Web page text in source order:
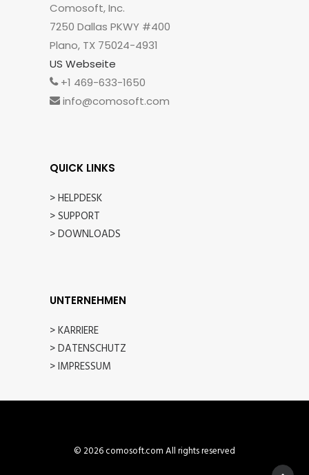
Comosoft, Inc.
7250 Dallas PKWY #400
Plano, TX 75024-4931
US Webseite
+1 469-633-1650
info@comosoft.com
QUICK LINKS
> HELPDESK
> SUPPORT
> DOWNLOADS
UNTERNEHMEN
> KARRIERE
> DATENSCHUTZ
> IMPRESSUM
© 2026 comosoft.com All rights reserved